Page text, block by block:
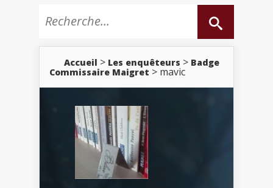
Accueil > Les enquêteurs > Badge
Commissaire Maigret > mavic